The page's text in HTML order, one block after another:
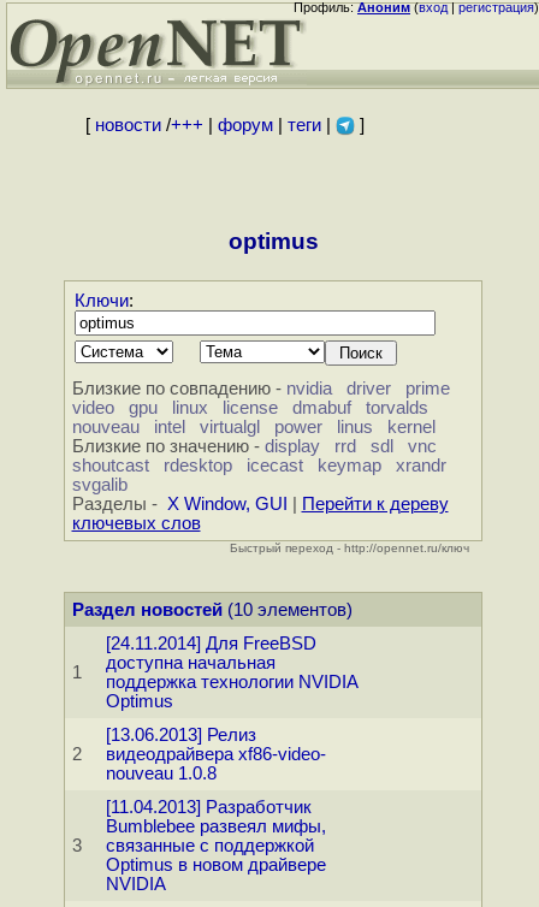
Профиль:Аноним(вход|регистрация)
[ новости/+++ форум| теги| ]
optimus
Ключи:
Близкие по совпадению - nvidia driver
prime
video
gpu linux license dmabuf
torvalds
nouveau
intel virtualgl power linus
kernel
Близкие по значению - display rrd sdl
vnc
shoutcast
rdesktop icecast keymap
xrandr
svgalib
Разделы - X Window, GUI
Перейти к дереву
ключевых слов
Быстрый переход - http://opennet.ru/ключ
Раздел новостей(10 элементов)
1
[24.11.2014] Для FreeBSD
доступна начальная
поддержка технологии NVIDIA
Optimus
2
[13.06.2013] Релиз
видеодрайвера xf86-video-
nouveau 1.0.8
3
[11.04.2013] Разработчик
Bumblebee развеял мифы,
связанные с поддержкой
Optimus в новом драйвере
NVIDIA